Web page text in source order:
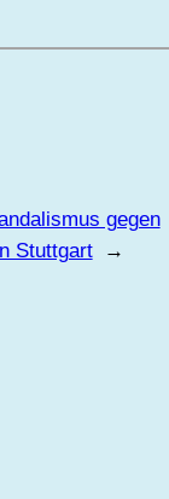
gegen
Stuttgart
→